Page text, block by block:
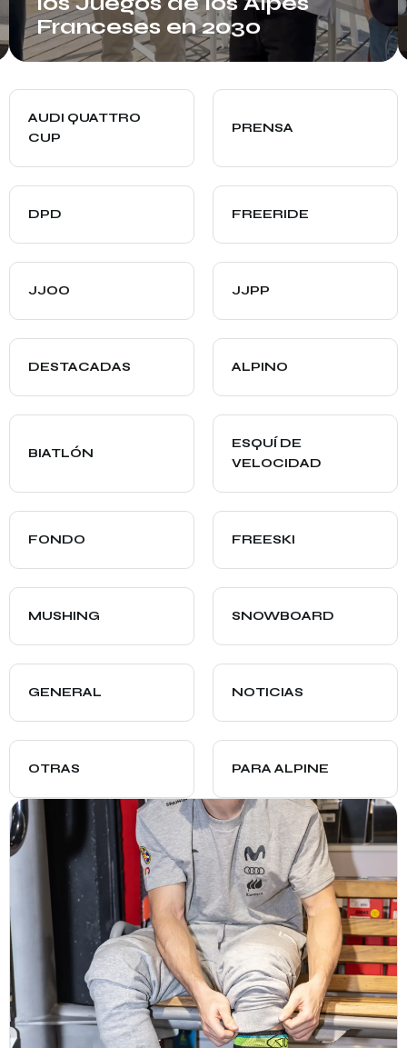
Franceses en 2030
Info RFEDI
AUDI QUATTRO
CUP
PRENSA
DPD FREERIDE
JJOO JJPP
DESTACADAS ALPINO
BIATLÓN
ESQUÍ DE
VELOCIDAD
FONDO FREESKI
MUSHING SNOWBOARD
GENERAL NOTICIAS
OTRAS PARA ALPINE